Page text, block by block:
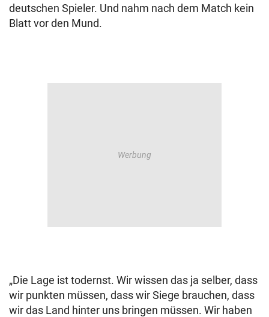
deutschen Spieler. Und nahm nach dem Match kein
Blatt vor den Mund.
„Die Lage ist todernst. Wir wissen das ja selber, dass
wir punkten müssen, dass wir Siege brauchen, dass
wir das Land hinter uns bringen müssen. Wir haben